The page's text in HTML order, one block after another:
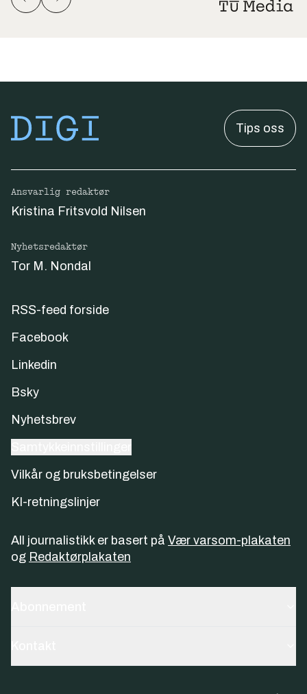
Tips oss
Ansvarlig redaktør
Kristina Fritsvold Nilsen
Nyhetsredaktør
Tor M. Nondal
RSS-feed forside
Facebook
Linkedin
Bsky
Nyhetsbrev
Vilkår og bruksbetingelser
KI-retningslinjer
All journalistikk er basert på Vær varsom-plakaten
og Redaktørplakaten